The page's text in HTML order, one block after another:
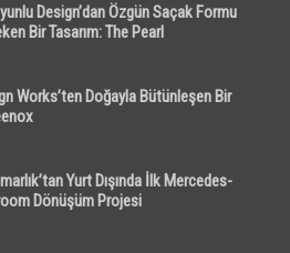
Design’dan Özgün Saçak Formu
Bir Tasarım: The Pearl
Works’ten Doğayla Bütünleşen Bir
Yurt Dışında İlk Mercedes-
Dönüşüm Projesi